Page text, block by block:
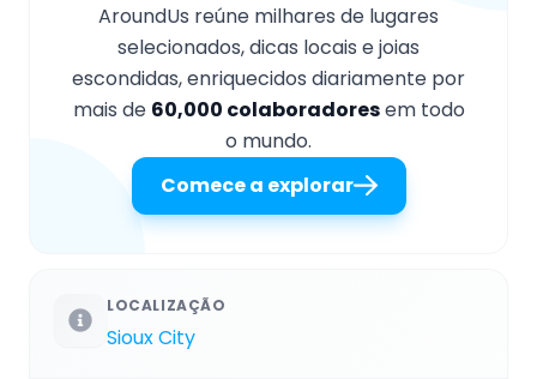
AroundUs reúne milhares de lugares
selecionados, dicas locais e joias
escondidas, enriquecidos diariamente por
mais de 60,000 colaboradoresem todo
o mundo.
Comece a explorar
LOCALIZAÇÃO
Sioux City